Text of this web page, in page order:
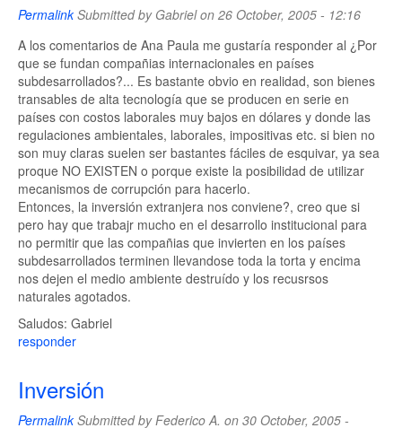
PermalinkSubmitted by Gabrielon 26 October, 2005 - 12:16
A los comentarios de Ana Paula me gustaría responder al ¿Por
que se fundan compañias internacionales en países
subdesarrollados?... Es bastante obvio en realidad, son bienes
transables de alta tecnología que se producen en serie en
países con costos laborales muy bajos en dólares y donde las
regulaciones ambientales, laborales, impositivas etc. si bien no
son muy claras suelen ser bastantes fáciles de esquivar, ya sea
proque NO EXISTEN o porque existe la posibilidad de utilizar
mecanismos de corrupción para hacerlo.
Entonces, la inversión extranjera nos conviene?, creo que si
pero hay que trabajr mucho en el desarrollo institucional para
no permitir que las compañias que invierten en los países
subdesarrollados terminen llevandose toda la torta y encima
nos dejen el medio ambiente destruído y los recusrsos
naturales agotados.
Saludos: Gabriel
responder
Inversión
PermalinkSubmitted byFederico A. on 30 October, 2005 -